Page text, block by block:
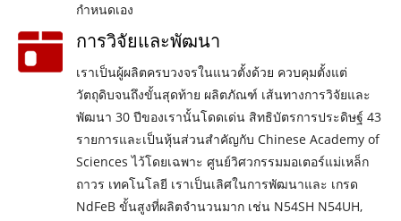
กำหนดเอง
การวิจัยและพัฒนา
เราเป็นผู้ผลิตครบวงจรในแนวตั้งด้วย ควบคุมตั้งแต่
วัตถุดิบจนถึงขั้นสุดท้าย ผลิตภัณฑ์ เส้นทางการวิจัยและ
พัฒนา 30 ปีของเรานั้นโดดเด่น สิทธิบัตรการประดิษฐ์ 43
รายการและเป็นหุ้นส่วนสำคัญกับ Chinese Academy of
Sciences ไว้โดยเฉพาะ ศูนย์วิศวกรรมมอเตอร์แม่เหล็ก
ถาวร เทคโนโลยี เราเป็นเลิศในการพัฒนาและ เกรด
NdFeB ขั้นสูงที่ผลิตจำนวนมาก เช่น N54SH N54UH,